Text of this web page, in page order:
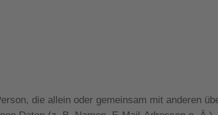
die allein oder gemeinsam mit anderen